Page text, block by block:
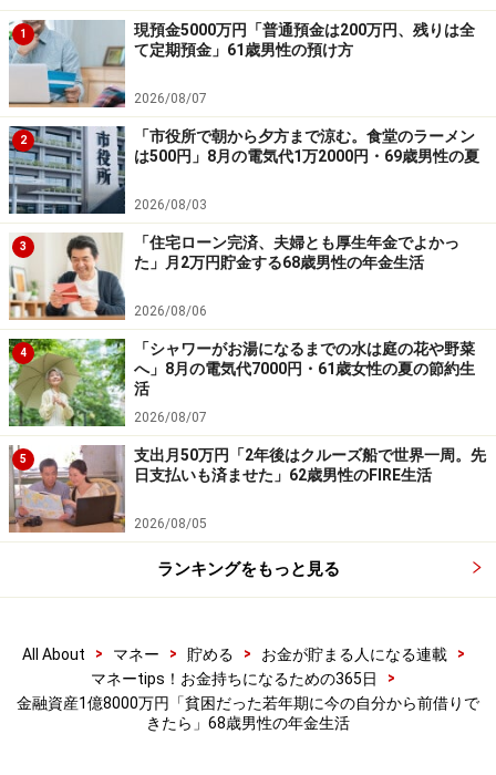
ることができたが、貧困だった若年期に今の自分から前
借りできていたらと思うことがある。今、当時にやりた
かったことを実現できたとしても、当時の感動は得られ
ないと思う」と回答。
今後の生活での心配事については「不謹慎かもしれませ
んが、使い切れないと思われる資産の処分」とコメン
ト。
老後は「定期的に適度な運動やワーケーションを含めた
旅行に行ける。使ったお金で他人が喜ぶ姿を見ることが
楽しみ」と教えてくれました。
※皆さんの年金エピソードを募集中です。エピソードの
採用で3000円分のAmazonギフト券をもれなくプレゼン
ト。応募はこちらから
ーーーーーーーーーーーーーーーー
※本文カッコ内の回答者コメントは原文に準拠していま
す
※エピソードは投稿者の当時のものです。現在とはサー
ではございません
※記事内容は執筆時点のものです。最新の内容をご確認くださ
1
現預金5000万円「普通預金は200万円、残りは全
て定期預金」61歳男性の預け方
2026/08/07
2
「市役所で朝から夕方まで涼む。食堂のラーメン
は500円」8月の電気代1万2000円・69歳男性の夏
2026/08/03
3
「住宅ローン完済、夫婦とも厚生年金でよかっ
た」月2万円貯金する68歳男性の年金生活
2026/08/06
4
「シャワーがお湯になるまでの水は庭の花や野菜
へ」8月の電気代7000円・61歳女性の夏の節約生
活
2026/08/07
5
支出月50万円「2年後はクルーズ船で世界一周。先
日支払いも済ませた」62歳男性のFIRE生活
2026/08/05
ランキングをもっと見る
All About > マネー > 貯める > お金が貯まる人になる連載
>
マネーtips！お金持ちになるための365日
>
金融資産1億8000万円「貧困だった若年期に今の自分から前借りで
きたら」68歳男性の年金生活